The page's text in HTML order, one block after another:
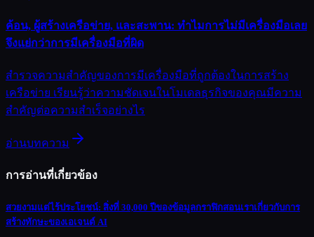
ค้อน, ผู้สร้างเครือข่าย, และสะพาน: ทำไมการไม่มีเครื่องมือเลย
จึงแย่กว่าการมีเครื่องมือที่ผิด
สำรวจความสำคัญของการมีเครื่องมือที่ถูกต้องในการสร้าง
เครือข่าย เรียนรู้ว่าความชัดเจนในโมเดลธุรกิจของคุณมีความ
สำคัญต่อความสำเร็จอย่างไร
อ่านบทความ
การอ่านที่เกี่ยวข้อง
สวยงามแต่ไร้ประโยชน์: สิ่งที่ 30,000 ปีของข้อมูลกราฟิกสอนเราเกี่ยวกับการ
สร้างทักษะของเอเจนต์ AI